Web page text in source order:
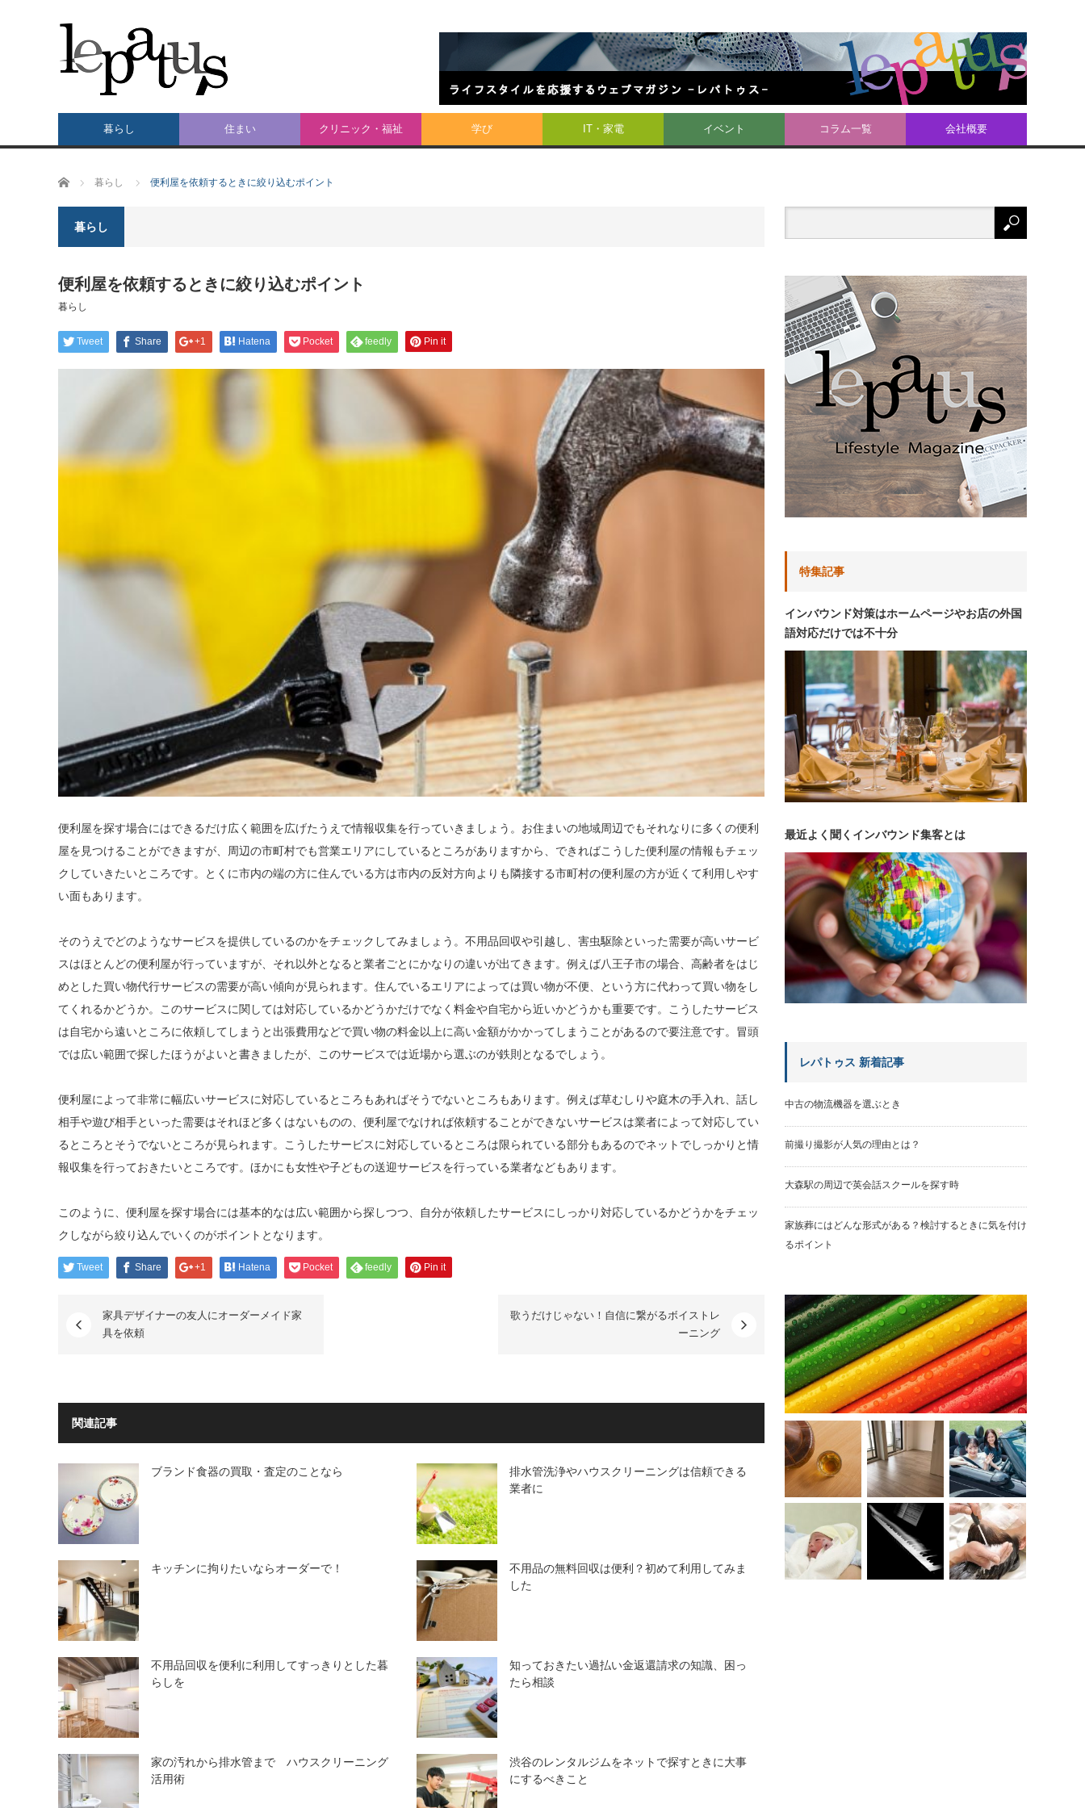
暮らし 住まい クリニック・福祉 学び IT・家電 イベント コラム一覧 会社概要
ホーム 暮らし 便利屋を依頼するときに絞り込むポイント
暮らし
便利屋を依頼するときに絞り込むポイント
暮らし
Tweet Share +1 Hatena Pocket feedly Pin it
便利屋を探す場合にはできるだけ広く範囲を広げたうえで情報収集を行っていきましょう。お住まいの地域周辺でもそれなりに多くの便利
屋を見つけることができますが、周辺の市町村でも営業エリアにしているところがありますから、できればこうした便利屋の情報もチェッ
クしていきたいところです。とくに市内の端の方に住んでいる方は市内の反対方向よりも隣接する市町村の便利屋の方が近くて利用しやす
い面もあります。
そのうえでどのようなサービスを提供しているのかをチェックしてみましょう。不用品回収や引越し、害虫駆除といった需要が高いサービ
スはほとんどの便利屋が行っていますが、それ以外となると業者ごとにかなりの違いが出てきます。例えば八王子市の場合、高齢者をはじ
めとした買い物代行サービスの需要が高い傾向が見られます。住んでいるエリアによっては買い物が不便、という方に代わって買い物をし
てくれるかどうか。このサービスに関しては対応しているかどうかだけでなく料金や自宅から近いかどうかも重要です。こうしたサービス
は自宅から遠いところに依頼してしまうと出張費用などで買い物の料金以上に高い金額がかかってしまうことがあるので要注意です。冒頭
では広い範囲で探したほうがよいと書きましたが、このサービスでは近場から選ぶのが鉄則となるでしょう。
便利屋によって非常に幅広いサービスに対応しているところもあればそうでないところもあります。例えば草むしりや庭木の手入れ、話し
相手や遊び相手といった需要はそれほど多くはないものの、便利屋でなければ依頼することができないサービスは業者によって対応してい
るところとそうでないところが見られます。こうしたサービスに対応しているところは限られている部分もあるのでネットでしっかりと情
報収集を行っておきたいところです。ほかにも女性や子どもの送迎サービスを行っている業者などもあります。
このように、便利屋を探す場合には基本的なは広い範囲から探しつつ、自分が依頼したサービスにしっかり対応しているかどうかをチェッ
クしながら絞り込んでいくのがポイントとなります。
Tweet Share +1 Hatena Pocket feedly Pin it
家具デザイナーの友人にオーダーメイド家
具を依頼
歌うだけじゃない！自信に繋がるボイストレ
ーニング
関連記事
ブランド食器の買取・査定のことなら
排水管洗浄やハウスクリーニングは信頼できる
業者に
キッチンに拘りたいならオーダーで！
不用品の無料回収は便利？初めて利用してみま
した
不用品回収を便利に利用してすっきりとした暮
らしを
知っておきたい過払い金返還請求の知識、困っ
たら相談
家の汚れから排水管まで ハウスクリーニング
活用術
渋谷のレンタルジムをネットで探すときに大事
にするべきこと
特集記事
インバウンド対策はホームページやお店の外国
語対応だけでは不十分
最近よく聞くインバウンド集客とは
レパトゥス 新着記事
中古の物流機器を選ぶとき
前撮り撮影が人気の理由とは？
大森駅の周辺で英会話スクールを探す時
家族葬にはどんな形式がある？検討するときに気を付け
るポイント